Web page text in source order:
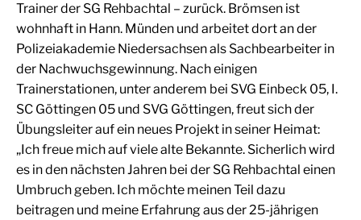
Trainer der SG Rehbachtal – zurück. Brömsen ist
wohnhaft in Hann. Münden und arbeitet dort an der
Polizeiakademie Niedersachsen als Sachbearbeiter in
der Nachwuchsgewinnung. Nach einigen
Trainerstationen, unter anderem bei SVG Einbeck 05, I.
SC Göttingen 05 und SVG Göttingen, freut sich der
Übungsleiter auf ein neues Projekt in seiner Heimat:
„Ich freue mich auf viele alte Bekannte. Sicherlich wird
es in den nächsten Jahren bei der SG Rehbachtal einen
Umbruch geben. Ich möchte meinen Teil dazu
beitragen und meine Erfahrung aus der 25-jährigen